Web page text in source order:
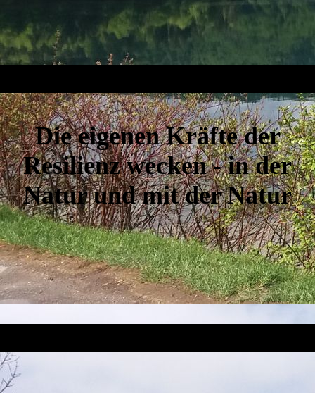
Die eigenen Kräfte der
Resilienz wecken - in der
Natur und mit der Natur